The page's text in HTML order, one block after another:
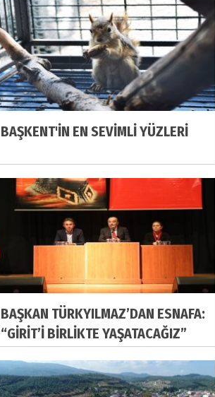
BAŞKENT'İN EN SEVİMLİ YÜZLERİ
BAŞKAN TÜRKYILMAZ’DAN ESNAFA:
“GİRİT’İ BİRLİKTE YAŞATACAĞIZ”